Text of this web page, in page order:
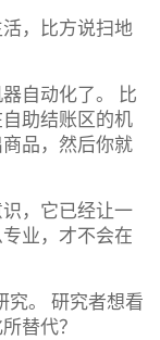
，比方说扫地
自动化了。 比
助结账区的机
品，然后你就
，它已经让一
业，才不会在
究。 研究者想看
替代？